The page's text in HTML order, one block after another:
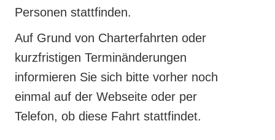
Personen stattfinden.
Auf Grund von Charterfahrten oder
kurzfristigen Terminänderungen
informieren Sie sich bitte vorher noch
einmal auf der Webseite oder per
Telefon, ob diese Fahrt stattfindet.